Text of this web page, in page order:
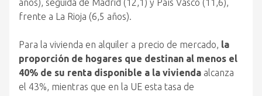
años), seguida de Madrid (12,1) y País Vasco (11,6),
frente a La Rioja (6,5 años).
Para la vivienda en alquiler a precio de mercado, la
proporción de hogares que destinan al menos el
40% de su renta disponible a la vivienda alcanza
el 43%, mientras que en la UE esta tasa de